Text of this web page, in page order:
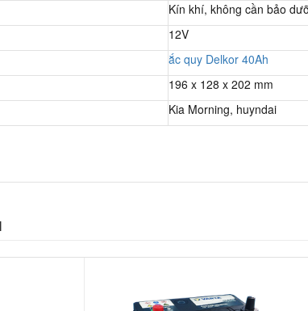
Kín khí, không cần bảo
12V
ắc quy Delkor 40Ah
196 x 128 x 202 mm
Kia Morning, huyndai